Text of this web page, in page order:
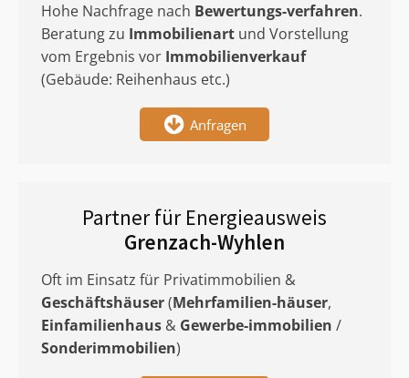
Hohe Nachfrage nach Bewertungs-verfahren.
Beratung zu Immobilienart und Vorstellung
vom Ergebnis vor Immobilienverkauf
(Gebäude: Reihenhaus etc.)
Anfragen
Partner für Energieausweis
Grenzach-Wyhlen
Oft im Einsatz für Privatimmobilien &
Geschäftshäuser(Mehrfamilien-häuser,
Einfamilienhaus & Gewerbe-immobilien /
Sonderimmobilien)